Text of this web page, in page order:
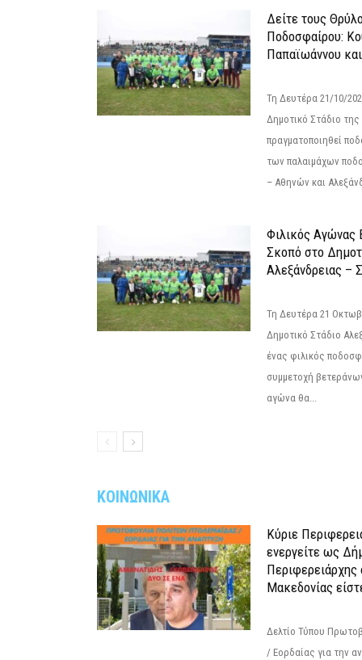
Δείτε τους
Ποδοσφαίρου:
Παπαϊωάννου
Τη Δευτέρα 21/10/
Δημοτικό Στάδιο
πραγματοποιηθεί
των παλαιμάχων
– Αθηνών και
Φιλικός Αγώνας
Σκοπό στο
Αλεξάνδρειας –
Τη Δευτέρα 21
Δημοτικό Στάδιο
ένας φιλικός
συμμετοχή
αγώνα θα...
ΚΟΙΝΩΝΙΚΑ
Κύριε
ενεργείτε ως
Περιφερειάρχης
Μακεδονίας
Δελτίο Τύπου
/ Εορδαίας για την